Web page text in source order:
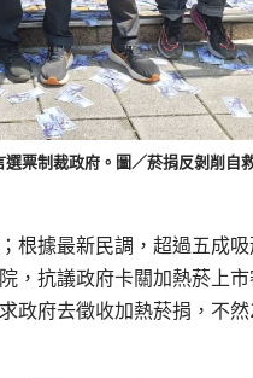
票制裁政府。圖／菸捐反剝削自
根據最新民調，超過五成
，抗議政府卡關加熱菸上
政府去徵收加熱菸捐，不